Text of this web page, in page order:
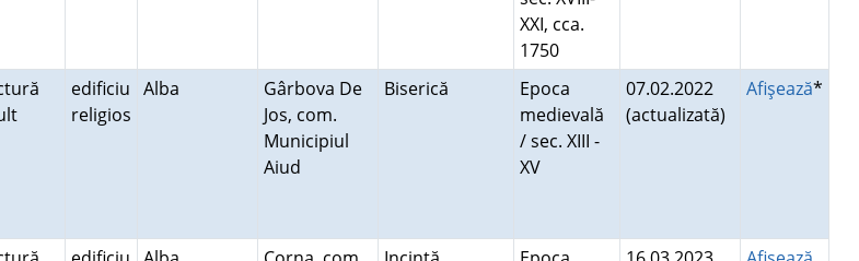
XXI, cca.
1750
edificiu
religios
Alba
Gârbova De
Jos, com.
Municipiul
Aiud
Biserică
Epoca
medievală
/ sec. XIII -
XV
07.02.2022
(actualizată)
Afişează*